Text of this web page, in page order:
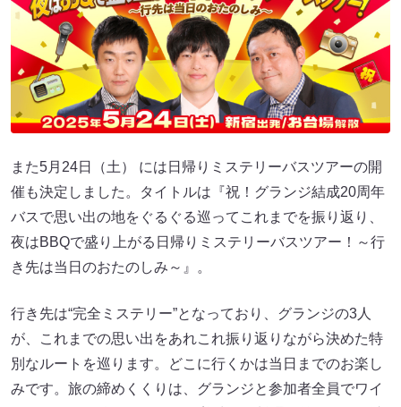
また5月24日（土） には日帰りミステリーバスツアーの開
催も決定しました。タイトルは『祝！グランジ結成20周年
バスで思い出の地をぐるぐる巡ってこれまでを振り返り、
夜はBBQで盛り上がる日帰りミステリーバスツアー！～行
き先は当日のおたのしみ～』。
行き先は“完全ミステリー”となっており、グランジの3人
が、これまでの思い出をあれこれ振り返りながら決めた特
別なルートを巡ります。どこに行くかは当日までのお楽し
みです。旅の締めくくりは、グランジと参加者全員でワイ